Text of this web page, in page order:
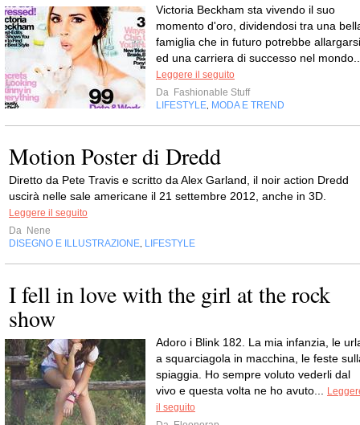
Victoria Beckham sta vivendo il suo
momento d'oro, dividendosi tra una
famiglia che in futuro potrebbe allargarsi
ed una carriera di successo nel
Leggere il seguito
Da Fashionable Stuff
LIFESTYLE MODA E TREND
Motion Poster di Dredd
Diretto da Pete Travis e scritto da Alex Garland, il noir action Dredd
uscirà nelle sale americane il 21 settembre 2012, anche in 3D.
Leggere il seguito
Da Nene
DISEGNO E ILLUSTRAZIONE LIFESTYLE
I fell in love with the girl at the rock
show
Adoro i Blink 182. La mia infanzia, le
a squarciagola in macchina, le feste
spiaggia. Ho sempre voluto vederli dal
vivo e questa volta ne ho avuto...
il seguito